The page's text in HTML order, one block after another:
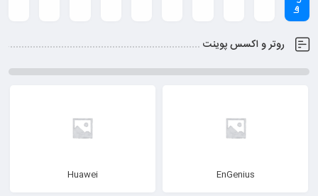
روتر و اکسس پوینت
EnGenius
Huawei